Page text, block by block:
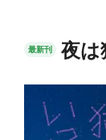
最新刊 夜は